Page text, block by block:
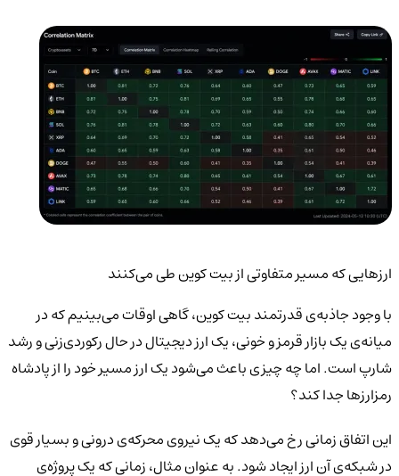
ارزهایی که مسیر متفاوتی از بیت کوین طی می‌کنند
با وجود جاذبه‌ی قدرتمند بیت کوین، گاهی اوقات می‌بینیم که در
میانه‌ی یک بازار قرمز و خونی، یک ارز دیجیتال در حال رکوردی‌زنی و رشد
شارپ است. اما چه چیزی باعث می‌شود یک ارز مسیر خود را از پادشاه
رمزارزها جدا کند؟
این اتفاق زمانی رخ می‌دهد که یک نیروی محرکه‌ی درونی و بسیار قوی
در شبکه‌ی آن ارز ایجاد شود. به عنوان مثال، زمانی که یک پروژه‌ی